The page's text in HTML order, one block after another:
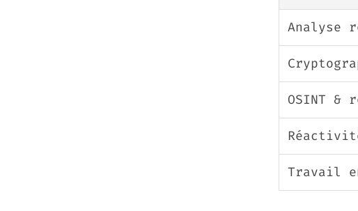
Analyse
OSINT &
Travail